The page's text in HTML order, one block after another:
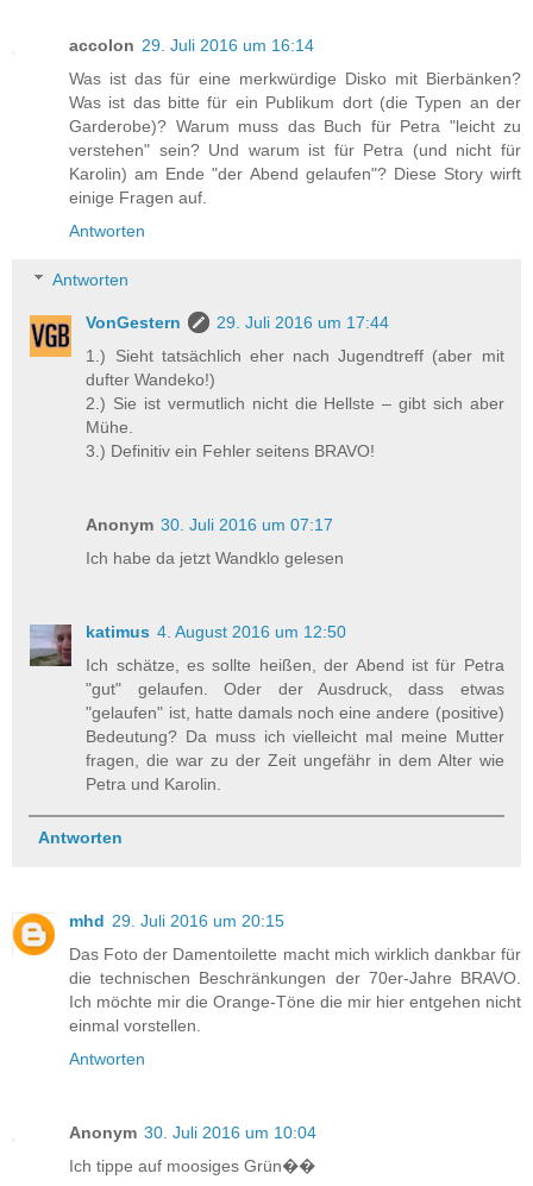
accolon 29. Juli 2016 um 16:14
Was ist das für eine merkwürdige Disko mit Bierbänken?
Was ist das bitte für ein Publikum dort (die Typen an der
Garderobe)? Warum muss das Buch für Petra "leicht zu
verstehen" sein? Und warum ist für Petra (und nicht für
Karolin) am Ende "der Abend gelaufen"? Diese Story wirft
einige Fragen auf.
Antworten
Antworten
VonGestern
29. Juli 2016 um 17:44
1.) Sieht tatsächlich eher nach Jugendtreff (aber mit
dufter Wandeko!)
2.) Sie ist vermutlich nicht die Hellste – gibt sich aber
Mühe.
3.) Definitiv ein Fehler seitens BRAVO!
Anonym 30. Juli 2016 um 07:17
Ich habe da jetzt Wandklo gelesen
katimus 4. August 2016 um 12:50
Ich schätze, es sollte heißen, der Abend ist für Petra
"gut" gelaufen. Oder der Ausdruck, dass etwas
"gelaufen" ist, hatte damals noch eine andere (positive)
Bedeutung? Da muss ich vielleicht mal meine Mutter
fragen, die war zu der Zeit ungefähr in dem Alter wie
Petra und Karolin.
Antworten
mhd 29. Juli 2016 um 20:15
Das Foto der Damentoilette macht mich wirklich dankbar für
die technischen Beschränkungen der 70er-Jahre BRAVO.
Ich möchte mir die Orange-Töne die mir hier entgehen nicht
einmal vorstellen.
Antworten
Anonym 30. Juli 2016 um 10:04
Ich tippe auf moosiges Grün��